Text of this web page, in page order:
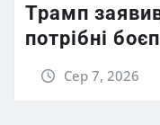
Трамп
потрібні
Сер 7, 2026